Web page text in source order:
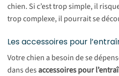
chien. Si c’est trop simple, il
trop complexe, il pourrait se
Les accessoires pour
Votre chien a besoin de se
dans desaccessoires pour